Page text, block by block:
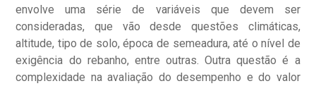
envolve uma série de variáveis que devem ser
consideradas, que vão desde questões climáticas,
altitude, tipo de solo, época de semeadura, até o nível de
exigência do rebanho, entre outras. Outra questão é a
complexidade na avaliação do desempenho e do valor